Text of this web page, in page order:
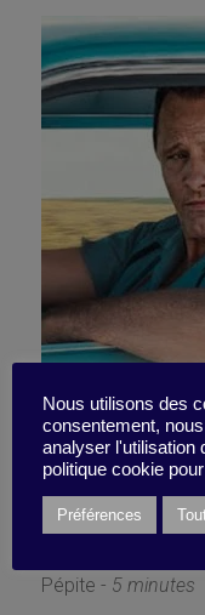
Green
sur la
Pépite - 5 minutes
Nous utilisons des
consentement,
analyser l'utilisation
politique cookie
Préférences